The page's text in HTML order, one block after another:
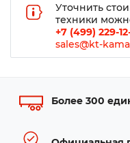
Уточнить
техники
+7 (499) 229-
sales@kt-
Более 300